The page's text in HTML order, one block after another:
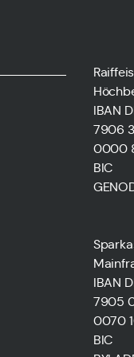
IBAN
7906
0000
BIC
IBAN
7905
0070
BIC